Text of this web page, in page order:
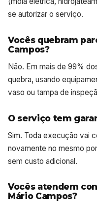
se autorizar o serviço.
Vocês quebram
Campos?
Não. Em mais de 99%
quebra, usando
vaso ou tampa de
O serviço tem
Sim. Toda execução vai
novamente no mesmo
sem custo adicional.
Vocês atendem
Mário Campos?